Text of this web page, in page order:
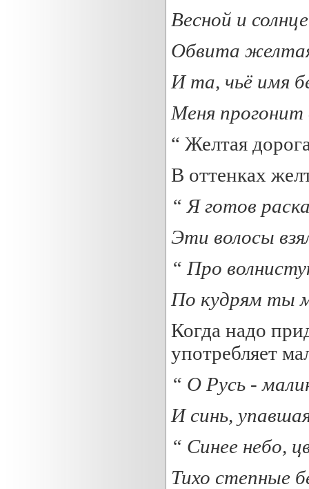
Весной и
Обвита
И та, чьё имя
Меня
“ Желтая
В оттенках
“ Я готов
Эти волосы
“ Про
По кудрям ты
Когда надо
употребляет
“ О Русь -
И синь,
“ Синее небо,
Тихо степные